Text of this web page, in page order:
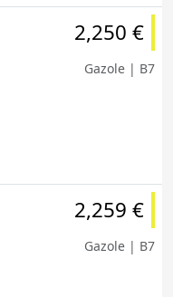
2,250 €
Gazole | B7
2,259 €
Gazole | B7